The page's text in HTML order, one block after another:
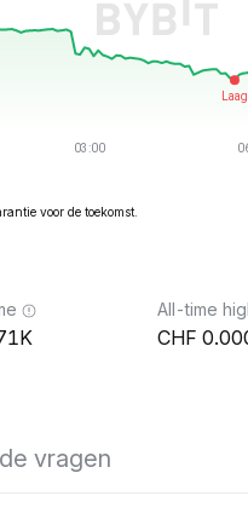
voor de toekomst.
All-time
vragen